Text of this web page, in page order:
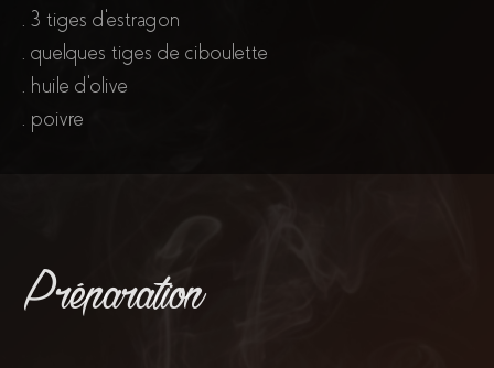
. 3 tiges d'estragon
. quelques tiges de ciboulette
. huile d'olive
. poivre
Préparation